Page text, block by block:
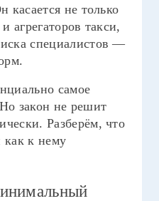
касается не только
агрегаторов такси,
специалистов —
самое
закон не решит
Разберём, что
как к нему